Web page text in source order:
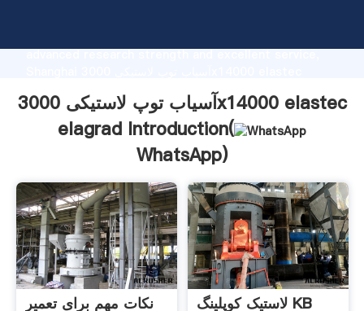
advanced research strength and excellent service,
elagrad supplier create the value and bring values to
all of customers.
آسیاب توپ لاستیکی 3000x14000 elastec
elagrad Introduction(
WhatsApp)
نکات مهم برای تعمیر
لاستیک کوپلینگ KB